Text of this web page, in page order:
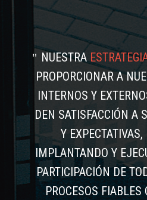
NUESTRA
PROPORCIONAR A
INTERNOS Y
DEN SATISFACCIÓN A
Y
IMPLANTANDO Y
PARTICIPACIÓN DE
PROCESOS FIABLES